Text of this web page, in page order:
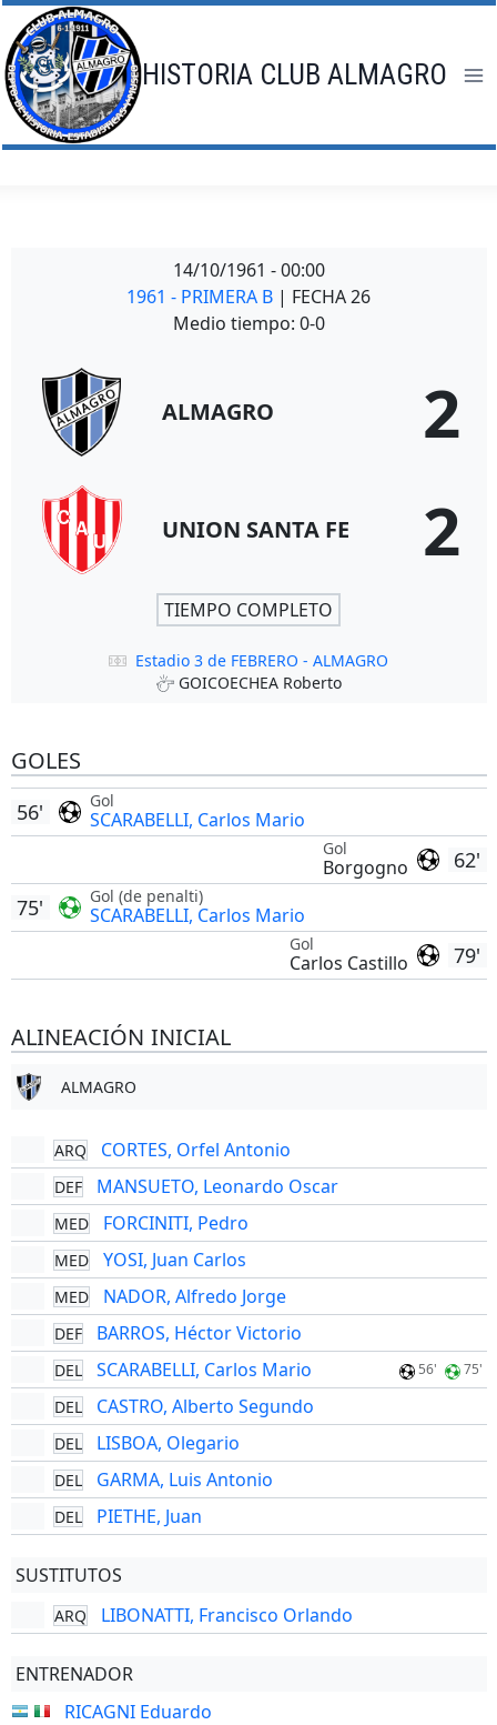
Saltar
al
contenido
HISTORIA CLUB ALMAGRO
14/10/1961 - 00:00
1961 - PRIMERA B | FECHA 26
Medio tiempo: 0-0
ALMAGRO 2
UNION SANTA FE 2
TIEMPO COMPLETO
Estadio 3 de FEBRERO - ALMAGRO
GOICOECHEA Roberto
GOLES
Gol
SCARABELLI, Carlos Mario
56'
62'
Gol
Borgogno
Gol (de penalti)
SCARABELLI, Carlos Mario
75'
79'
Gol
Carlos Castillo
ALINEACIÓN INICIAL
ALMAGRO
ARQ CORTES, Orfel Antonio
DEF MANSUETO, Leonardo Oscar
MED FORCINITI, Pedro
MED YOSI, Juan Carlos
MED NADOR, Alfredo Jorge
DEF BARROS, Héctor Victorio
DEL SCARABELLI, Carlos Mario 56' 75'
DEL CASTRO, Alberto Segundo
DEL LISBOA, Olegario
DEL GARMA, Luis Antonio
DEL PIETHE, Juan
SUSTITUTOS
ARQ LIBONATTI, Francisco Orlando
ENTRENADOR
RICAGNI Eduardo